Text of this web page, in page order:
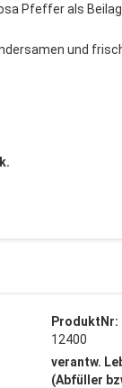
Pfeffer als
und
ProduktNr:
12400
verantw.
(Abfüller